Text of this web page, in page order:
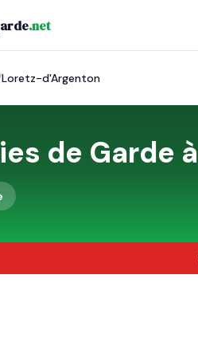
.net
Loretz-d'Argenton
de Garde à